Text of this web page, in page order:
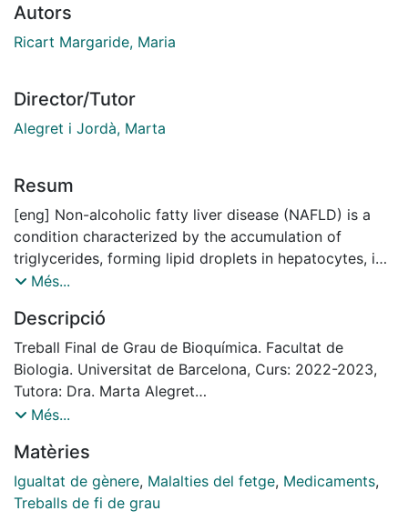
Autors
Ricart Margaride, Maria
Director/Tutor
Alegret i Jordà, Marta
Resum
[eng] Non-alcoholic fatty liver disease (NAFLD) is a
condition characterized by the accumulation of
triglycerides, forming lipid droplets in hepatocytes, in
the absence of excessive alcohol consumption. It is
25% of the population, primarily developing in patients
with other metabolic disorders such as obesity,
diabetes, or high cholesterol.
There is evidence suggesting that NAFLD can be
prevented and treated with physical activity and
pharmacological treatment for NAFLD. For this reason,
a dietary model of fatty liver was developed in female
rats to investigate an effective pharmacological
Més...
Descripció
Treball Final de Grau de Bioquímica. Facultat de
Biologia. Universitat de Barcelona, Curs: 2022-2023,
Tutora: Dra. Marta Alegret
V Premi Clara Campoamor al millor Treball Final de
Barcelona, curs 2021-2022. Accèssit. Branca de
Ciències Experimentals
Més...
Matèries
Igualtat de gènere, Malalties del fetge, Medicaments,
Treballs de fi de grau